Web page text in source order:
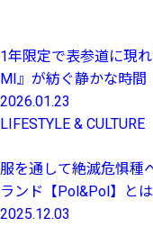
1年限定で表参道に現
MI』が紡ぐ静かな時間
2026.01.23
LIFESTYLE & CULTURE
服を通して絶滅危惧種
ランド【Pol&Pol】とは
2025.12.03